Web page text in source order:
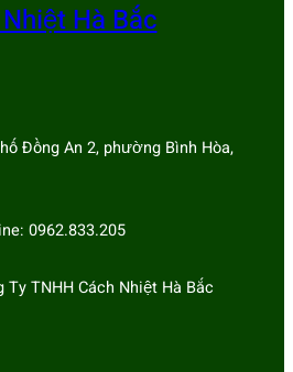
Hà Bắc
Đồng An 2, phường Bình Hòa,
0962.833.205
Ty TNHH Cách Nhiệt Hà Bắc